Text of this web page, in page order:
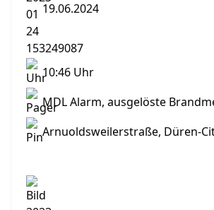
19.06.2024
10:46 Uhr
MDL Alarm, ausgelöste
Arnuoldsweilerstraße, Düren-